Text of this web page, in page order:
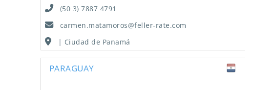
(50 3) 7887 4791
carmen.matamoros@feller-rate.com
| Ciudad de Panamá
PARAGUAY